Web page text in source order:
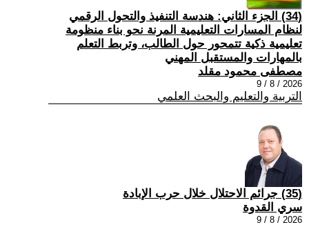
(34) الجزء الثاني: هندسة التنفيذ والتحول الرقمي
لنظام المسارات التعليمية المرنة نحو بناء منظومة
تعليمية ذكية تتمحور حول الطالب، وتربط التعلم
بالمهارات والمستقبل المهني
مصطفى محمود مقلد
2026 / 8 / 9
التربية والتعليم والبحث العلمي
(35) جرائم الاحتلال خلال حرب الإبادة
سري القدوة
2026 / 8 / 9